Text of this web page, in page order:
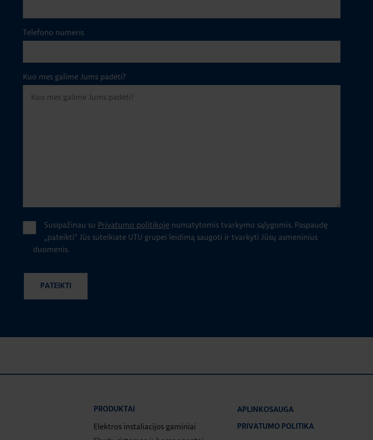
Telefono numeris
Kuo mes galime Jums padėti?
Susipažinau su Privatumo politikoje numatytomis tvarkymo sąlygomis. Paspaudę
„pateikti" Jūs suteikiate UTU grupei leidimą saugoti ir tvarkyti Jūsų asmeninius
duomenis.
PRODUKTAI
Elektros instaliacijos gaminiai
APLINKOSAUGA
PRIVATUMO POLITIKA